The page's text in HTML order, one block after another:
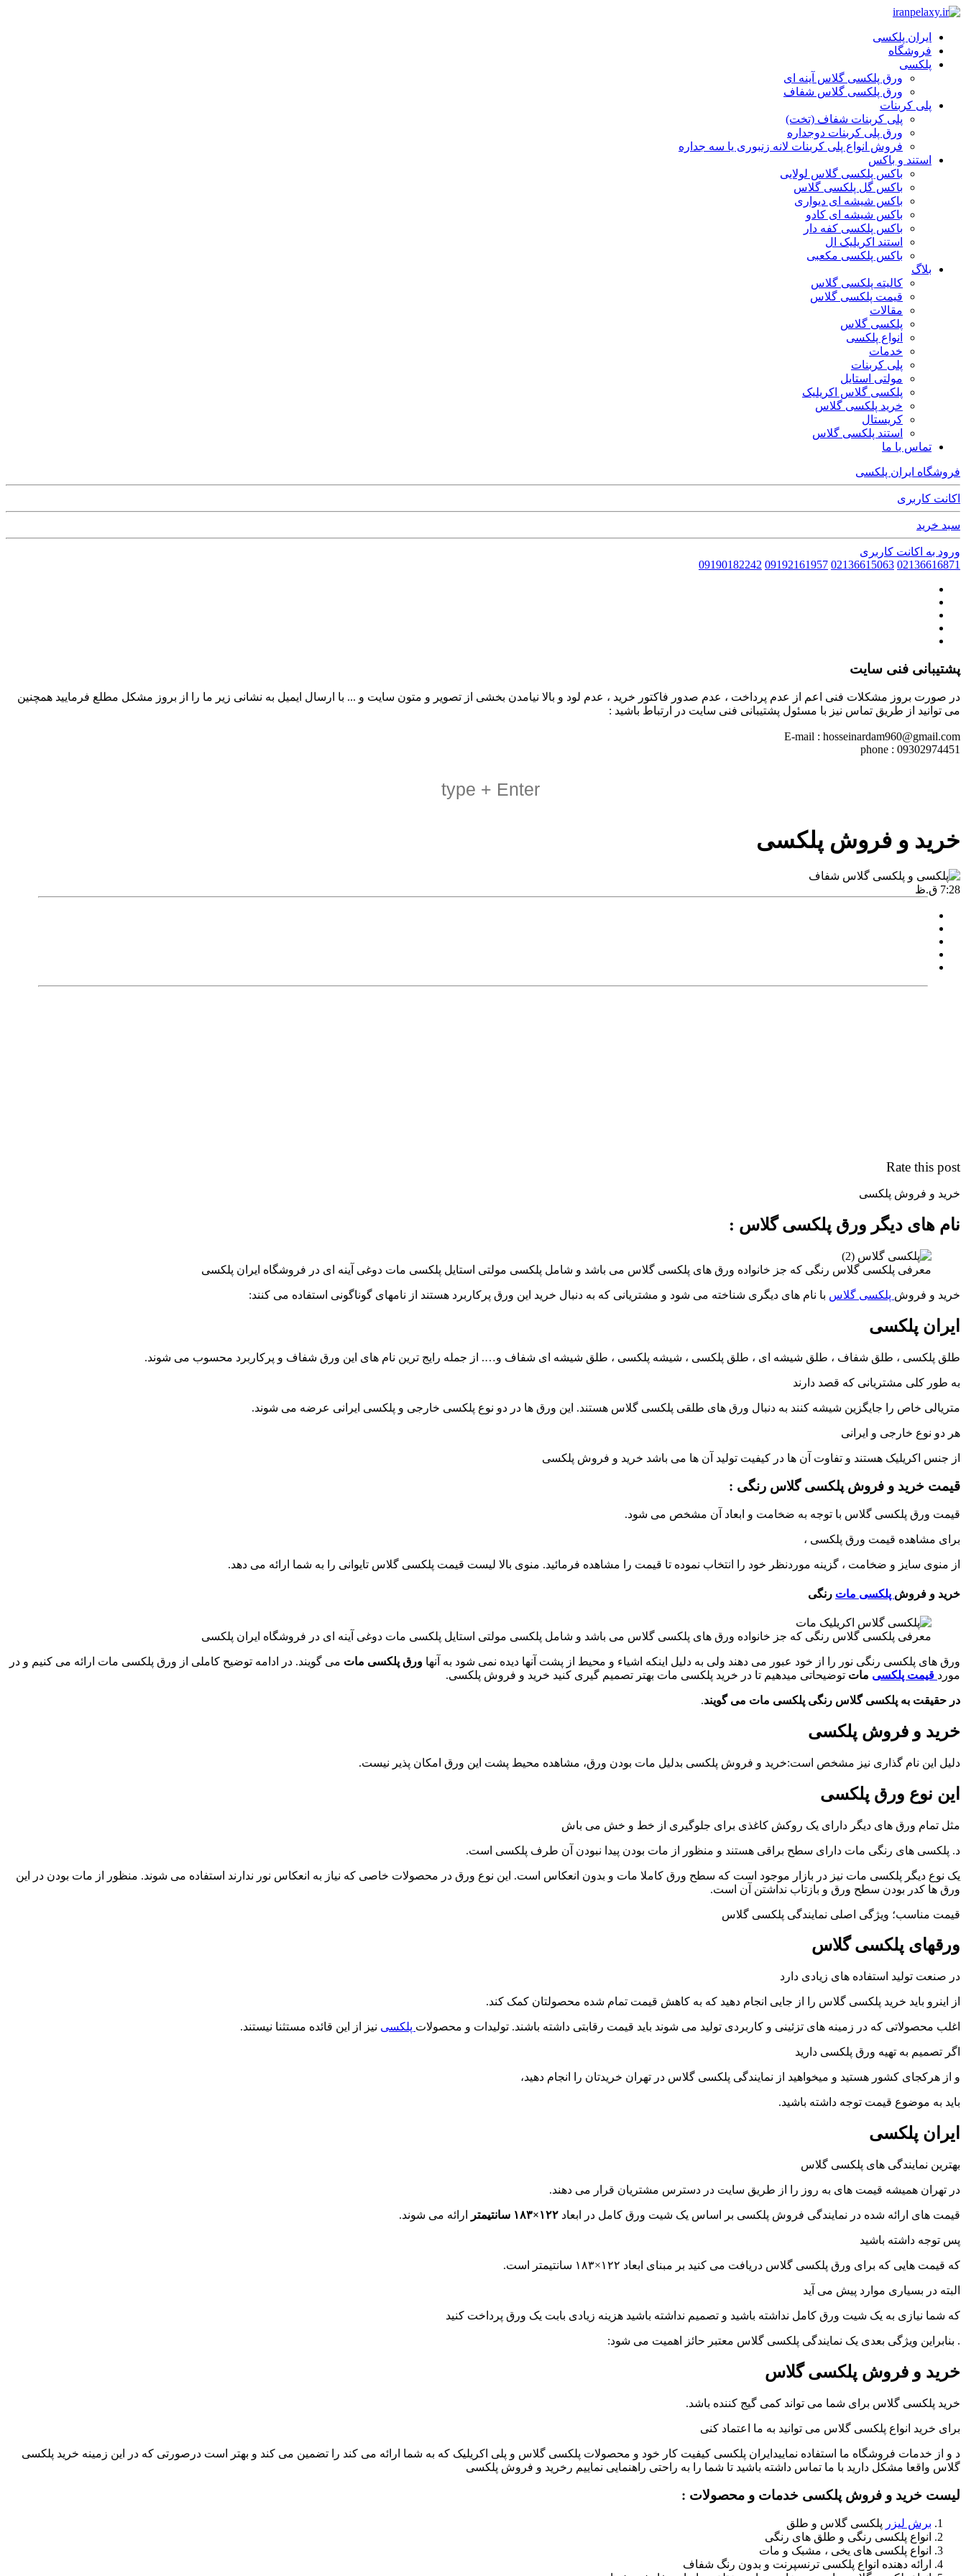
ایران پلکسی
فروشگاه
پلکسی
ورق پلکسی گلاس آینه ای
ورق پلکسی گلاس شفاف
پلی کربنات
پلی کربنات شفاف (تخت)
ورق پلی کربنات دوجداره
فروش انواع پلی کربنات لانه زنبوری یا سه جداره
استند و باکس
باکس پلکسی گلاس لولایی
باکس گل پلکسی گلاس
باکس شیشه ای دیواری
باکس شیشه ای کادو
باکس پلکسی کفه دار
استند اکریلیک ال
باکس پلکسی مکعبی
بلاگ
کالیته پلکسی گلاس
قیمت پلکسی گلاس
مقالات
پلکسی گلاس
انواع پلکسی
خدمات
پلی کربنات
مولتی استایل
پلکسی گلاس اکریلیک
خرید پلکسی گلاس
کریستال
استند پلکسی گلاس
تماس با ما
فروشگاه ایران پلکسی
اکانت کاربری
سبد خرید
ورود به اکانت کاربری
02136616871
02136615063
09192161957
09190182242
پشتیبانی فنی سایت
در صورت بروز مشکلات فنی اعم از عدم پرداخت ، عدم صدور فاکتور خرید ، عدم لود و بالا نیامدن بخشی از تصویر و متون سایت و ... با ارسال ایمیل به نشانی زیر ما را از بروز مشکل مطلع فرمایید همچنین
می توانید از طریق تماس نیز با مسئول پشتیبانی فنی سایت در ارتباط باشید :
E-mail : hosseinardam960@gmail.com
phone : 09302974451
خرید و فروش پلکسی
7:28 ق.ظ
Rate this post
خرید و فروش پلکسی
نام های دیگر ورق پلکسی گلاس :
معرفی پلکسی گلاس رنگی که جز خانواده ورق های پلکسی گلاس می باشد و شامل پلکسی مولتی استایل پلکسی مات دوغی آینه ای در فروشگاه ایران پلکسی
خرید و فروش پلکسی گلاس با نام های دیگری شناخته می شود و مشتریانی که به دنبال خرید این ورق پرکاربرد هستند از نامهای گوناگونی استفاده می کنند:
ایران پلکسی
طلق پلکسی ، طلق شفاف ، طلق شیشه ای ، طلق پلکسی ، شیشه پلکسی ، طلق شیشه ای شفاف و…. از جمله رایج ترین نام های این ورق شفاف و پرکاربرد محسوب می شوند.
به طور کلی مشتریانی که قصد دارند
متریالی خاص را جایگزین شیشه کنند به دنبال ورق های طلقی پلکسی گلاس هستند. این ورق ها در دو نوع پلکسی خارجی و پلکسی ایرانی عرضه می شوند.
هر دو نوع خارجی و ایرانی
از جنس اکریلیک هستند و تفاوت آن ها در کیفیت تولید آن ها می باشد خرید و فروش پلکسی
قیمت خرید و فروش پلکسی گلاس رنگی :
قیمت ورق پلکسی گلاس با توجه به ضخامت و ابعاد آن مشخص می شود.
برای مشاهده قیمت ورق پلکسی ،
از منوی سایز و ضخامت ، گزینه موردنظر خود را انتخاب نموده تا قیمت را مشاهده فرمائید. منوی بالا لیست قیمت پلکسی گلاس تایوانی را به شما ارائه می دهد.
خرید و فروش پلکسی مات رنگی
معرفی پلکسی گلاس رنگی که جز خانواده ورق های پلکسی گلاس می باشد و شامل پلکسی مولتی استایل پلکسی مات دوغی آینه ای در فروشگاه ایران پلکسی
ورق های پلکسی رنگی نور را از خود عبور می دهند ولی به دلیل اینکه اشیاء و محیط از پشت آنها دیده نمی شود به آنها ورق پلکسی مات می گویند. در ادامه توضیح کاملی از ورق پلکسی مات ارائه می کنیم و در
مورد قیمت پلکسی مات توضیحاتی میدهیم تا در خرید پلکسی مات بهتر تصمیم گیری کنید خرید و فروش پلکسی.
در حقیقت به پلکسی گلاس رنگی پلکسی مات می گویند.
خرید و فروش پلکسی
دلیل این نام گذاری نیز مشخص است:خرید و فروش پلکسی بدلیل مات بودن ورق، مشاهده محیط پشت این ورق امکان پذیر نیست.
این نوع ورق پلکسی
مثل تمام ورق های دیگر دارای یک روکش کاغذی برای جلوگیری از خط و خش می باش
د. پلکسی های رنگی مات دارای سطح براقی هستند و منظور از مات بودن پیدا نبودن آن طرف پلکسی است.
یک نوع دیگر پلکسی مات نیز در بازار موجود است که سطح ورق کاملا مات و بدون انعکاس است. این نوع ورق در محصولات خاصی که نیاز به انعکاس نور ندارند استفاده می شوند. منظور از مات بودن در این
ورق ها کدر بودن سطح ورق و بازتاب نداشتن آن است.
قیمت مناسب؛ ویژگی اصلی نمایندگی پلکسی گلاس
ورقهای پلکسی گلاس
در صنعت تولید استفاده های زیادی دارد
از اینرو باید خرید پلکسی گلاس را از جایی انجام دهید که به کاهش قیمت تمام شده محصولتان کمک کند.
اغلب محصولاتی که در زمینه های تزئینی و کاربردی تولید می شوند باید قیمت رقابتی داشته باشند. تولیدات و محصولات پلکسی نیز از این قائده مستثنا نیستند.
اگر تصمیم به تهیه ورق پلکسی دارید
و از هرکجای کشور هستید و میخواهید از نمایندگی پلکسی گلاس در تهران خریدتان را انجام دهید،
باید به موضوع قیمت توجه داشته باشید.
ایران پلکسی
بهترین نمایندگی های پلکسی گلاس
در تهران همیشه قیمت های به روز را از طریق سایت در دسترس مشتریان قرار می دهند.
قیمت های ارائه شده در نمایندگی فروش پلکسی بر اساس یک شیت ورق کامل در ابعاد ۱۲۲×۱۸۳ سانتیمتر ارائه می شوند.
پس توجه داشته باشید
که قیمت هایی که برای ورق پلکسی گلاس دریافت می کنید بر مبنای ابعاد ۱۲۲×۱۸۳ سانتیمتر است.
البته در بسیاری موارد پیش می آید
که شما نیازی به یک شیت ورق کامل نداشته باشید و تصمیم نداشته باشید هزینه زیادی بابت یک ورق پرداخت کنید
. بنابراین ویژگی بعدی یک نمایندگی پلکسی گلاس معتبر حائز اهمیت می شود:
خرید و فروش پلکسی گلاس
خرید پلکسی گلاس برای شما می تواند کمی گیج کننده باشد.
برای خرید انواع پلکسی گلاس می توانید به ما اعتماد کنی
د و از خدمات فروشگاه ما استفاده نماییدایران پلکسی کیفیت کار خود و محصولات پلکسی گلاس و پلی اکریلیک که به شما ارائه می کند را تضمین می کند و بهتر است درصورتی که در این زمینه خرید پلکسی
گلاس واقعا مشکل دارید با ما تماس داشته باشید تا شما را به راحتی راهنمایی نماییم رخرید و فروش پلکسی
لیست خرید و فروش پلکسی خدمات و محصولات :
برش لیزر پلکسی گلاس و طلق
انواع پلکسی رنگی و طلق های رنگی
انواع پلکسی های یخی ، مشبک و مات
ارائه دهنده انواع پلکسی ترنسپرنت و بدون رنگ شفاف